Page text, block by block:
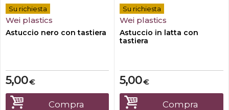
Su richiesta
Wei plastics
Astuccio nero con tastiera
€
5,00
Compra
Su richiesta
Wei plastics
Astuccio in latta con
tastiera
€
5,00
Compra